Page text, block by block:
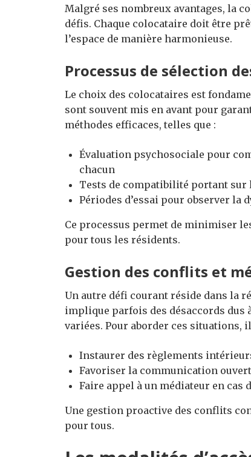
Malgré ses nombreux avantages, la
défis. Chaque colocataire doit être
l’espace de manière harmonieuse.
Processus de sélection
Le choix des colocataires est
sont souvent mis en avant pour
méthodes efficaces, telles que :
Évaluation psychosociale pour
chacun
Tests de compatibilité portant sur
Périodes d’essai pour observer la
Ce processus permet de minimiser
pour tous les résidents.
Gestion des conflits et
Un autre défi courant réside dans la
implique parfois des désaccords dus
variées. Pour aborder ces situations,
Instaurer des règlements
Favoriser la communication
Faire appel à un médiateur en cas
Une gestion proactive des conflits
pour tous.